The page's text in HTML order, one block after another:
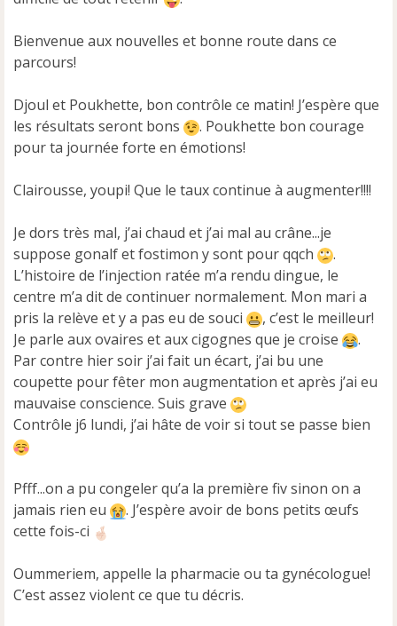
n
l
Bienvenue aux nouvelles et bonne route dans ce
parcours!
Djoul et Poukhette, bon contrôle ce matin! J’espère que
les résultats seront bons
. Poukhette bon courage
pour ta journée forte en émotions!
Clairousse, youpi! Que le taux continue à augmenter!!!!
Je dors très mal, j’ai chaud et j’ai mal au crâne...je
suppose gonalf et fostimon y sont pour qqch
.
L’histoire de l’injection ratée m’a rendu dingue, le
centre m’a dit de continuer normalement. Mon mari a
pris la relève et y a pas eu de souci
, c’est le meilleur!
Je parle aux ovaires et aux cigognes que je croise
.
Par contre hier soir j’ai fait un écart, j’ai bu une
coupette pour fêter mon augmentation et après j’ai eu
mauvaise conscience. Suis grave
Contrôle j6 lundi, j’ai hâte de voir si tout se passe bien
Pfff...on a pu congeler qu’a la première fiv sinon on a
jamais rien eu
. J’espère avoir de bons petits œufs
cette fois-ci
Oummeriem, appelle la pharmacie ou ta gynécologue!
C’est assez violent ce que tu décris.